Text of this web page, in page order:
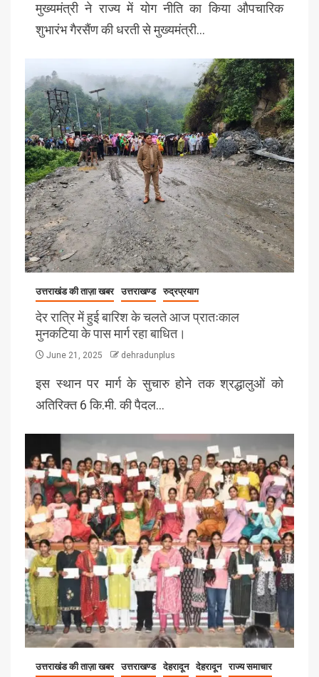
मुख्यमंत्री ने राज्य में योग नीति का किया औपचारिक
शुभारंभ गैरसैंण की धरती से मुख्यमंत्री…
उत्तराखंड की ताज़ा खबर उत्तराखण्ड रुद्रप्रयाग
देर रात्रि में हुई बारिश के चलते आज प्रातःकाल
मुनकटिया के पास मार्ग रहा बाधित।
June 21, 2025 dehradunplus
इस स्थान पर मार्ग के सुचारु होने तक श्रद्धालुओं को
अतिरिक्त 6 कि.मी. की पैदल…
उत्तराखंड की ताज़ा खबर उत्तराखण्ड देहरादून देहरादून राज्य समाचार